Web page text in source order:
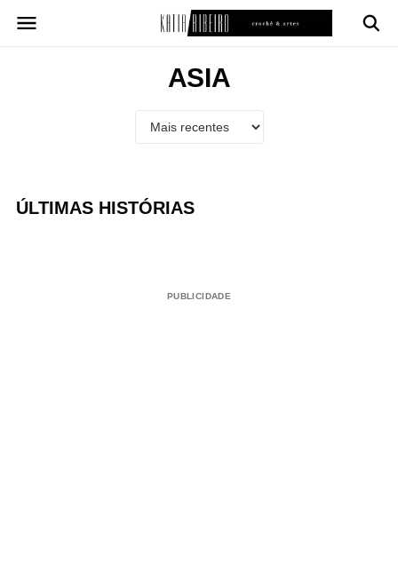
para
ASIA
ÚLTIMAS HISTÓRIAS
PUBLICIDADE